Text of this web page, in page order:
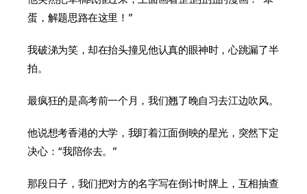
蛋，解题思路在这里！”
我破涕为笑，却在抬头撞见他认真的眼神时，心跳漏了半
拍。
最疯狂的是高考前一个月，我们翘了晚自习去江边吹风。
他说想考香港的大学，我盯着江面倒映的星光，突然下定
决心：“我陪你去。”
那段日子，我们把对方的名字写在倒计时牌上，互相抽查